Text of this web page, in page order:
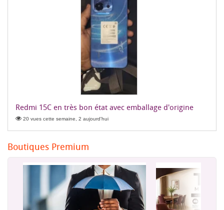
Redmi 15C en très bon état avec emballage d'origine
20 vues cette semaine, 2 aujourd'hui
Boutiques Premium